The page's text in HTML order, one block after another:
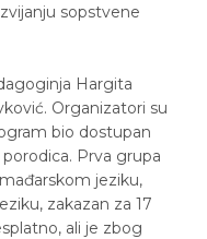
sopstvene
Hargita
Organizatori su
bio dostupan
Prva grupa
jeziku,
zakazan za 17
ali je zbog